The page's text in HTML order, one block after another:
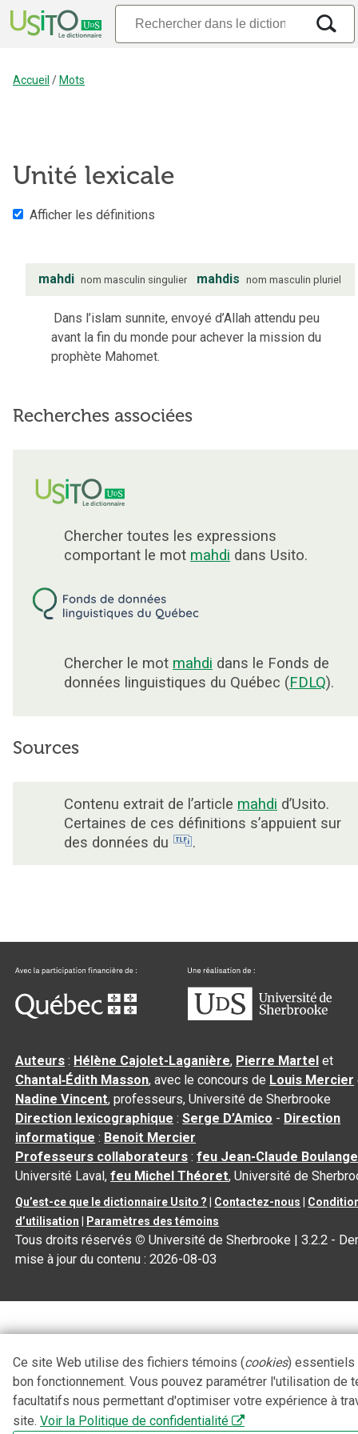
Accueil / Mots
Unité lexicale
Afficher les définitions
mahdi nom masculin singulier mahdis nom masculin pluriel
Dans l’islam sunnite, envoyé d’Allah attendu peu
avant la fin du monde pour achever la mission du
prophète Mahomet.
Recherches associées
Chercher toutes les expressions
comportant le mot mahdi dans Usito.
Chercher le mot mahdi dans le Fonds de
données linguistiques du Québec (FDLQ).
Sources
Contenu extrait de l’article mahdi d’Usito.
Certaines de ces définitions s’appuient sur
des données du
.
Auteurs : Hélène Cajolet-Laganière, Pierre Martel et
Chantal‑Édith Masson, avec le concours de Louis Mercier
Nadine Vincent, professeurs, Université de Sherbrooke
Direction lexicographique :Serge D’Amico - Direction
informatique : Benoit Mercier
Professeurs collaborateurs :feu Jean-Claude
Université Laval,feu Michel Théoret, Université de
Qu’est-ce que le dictionnaire Usito ? Contactez-nous
d’utilisation
Paramètres des témoins
Tous droits réservés © Université de Sherbrooke |3.2.2 -
mise à jour du contenu :2026-08-03
Ce site Web utilise des fichiers témoins (cookies) essentiels
bon fonctionnement. Vous pouvez paramétrer l'utilisation de
facultatifs nous permettant d'optimiser votre expérience à
site. Voir la Politique de confidentialité